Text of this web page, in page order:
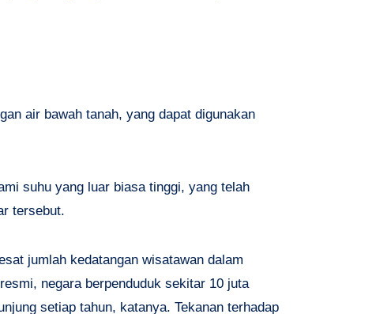
air bawah tanah, yang dapat digunakan
suhu yang luar biasa tinggi, yang telah
tersebut.
jumlah kedatangan wisatawan dalam
negara berpenduduk sekitar 10 juta
setiap tahun, katanya. Tekanan terhadap